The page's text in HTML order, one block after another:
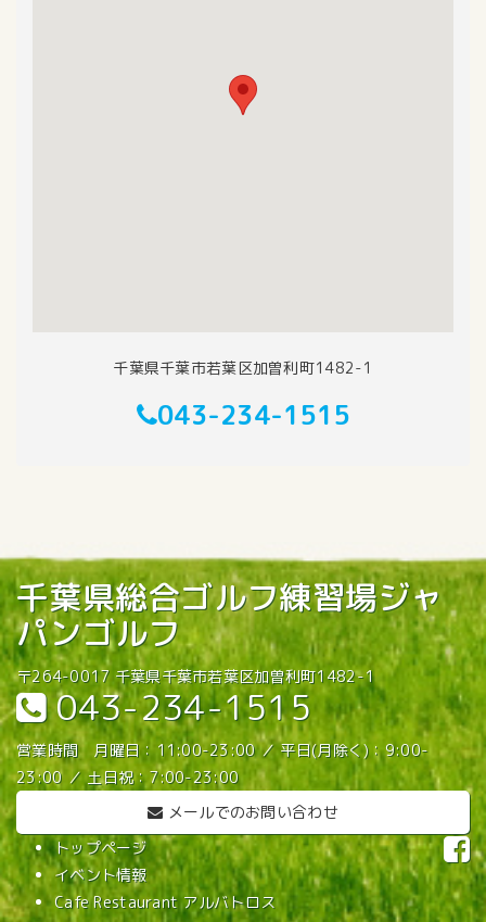
千葉県千葉市若葉区加曽利町1482-1
043-234-1515
千葉県総合ゴルフ練習場ジャ
パンゴルフ
〒264-0017 千葉県千葉市若葉区加曽利町1482-1
043-234-1515
営業時間 月曜日：11:00-23:00 ／ 平日(月除く)：9:00-
23:00 ／ 土日祝：7:00-23:00
メールでのお問い合わせ
トップページ
イベント情報
Cafe Restaurant アルバトロス